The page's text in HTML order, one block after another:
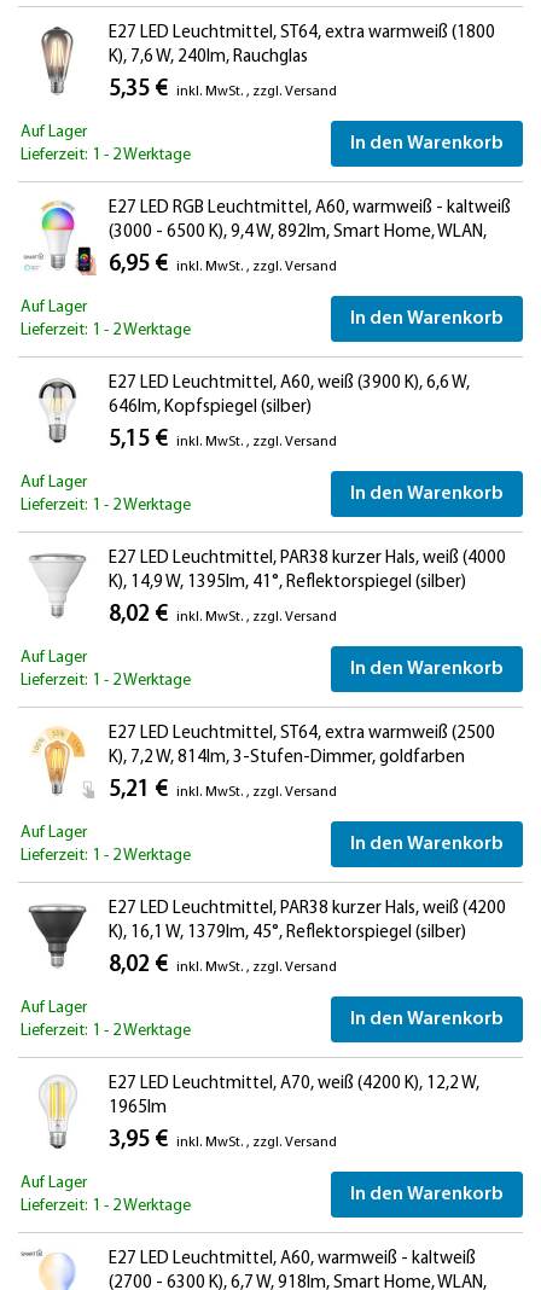
E27 LED Leuchtmittel, ST64, extra warmweiß (1800
K), 7,6 W, 240lm, Rauchglas
5,35 € inkl. MwSt. , zzgl. Versand
Auf Lager
Lieferzeit: 1 - 2 Werktage
In den Warenkorb
E27 LED RGB Leuchtmittel, A60, warmweiß - kaltweiß
(3000 - 6500 K), 9,4 W, 892lm, Smart Home, WLAN,
Alexa, matt
6,95 € inkl. MwSt. , zzgl. Versand
Auf Lager
Lieferzeit: 1 - 2 Werktage
In den Warenkorb
E27 LED Leuchtmittel, A60, weiß (3900 K), 6,6 W,
646lm, Kopfspiegel (silber)
5,15 € inkl. MwSt. , zzgl. Versand
Auf Lager
Lieferzeit: 1 - 2 Werktage
In den Warenkorb
E27 LED Leuchtmittel, PAR38 kurzer Hals, weiß (4000
K), 14,9 W, 1395lm, 41°, Reflektorspiegel (silber)
8,02 € inkl. MwSt. , zzgl. Versand
Auf Lager
Lieferzeit: 1 - 2 Werktage
In den Warenkorb
E27 LED Leuchtmittel, ST64, extra warmweiß (2500
K), 7,2 W, 814lm, 3-Stufen-Dimmer, goldfarben
5,21 € inkl. MwSt. , zzgl. Versand
Auf Lager
Lieferzeit: 1 - 2 Werktage
In den Warenkorb
E27 LED Leuchtmittel, PAR38 kurzer Hals, weiß (4200
K), 16,1 W, 1379lm, 45°, Reflektorspiegel (silber)
8,02 € inkl. MwSt. , zzgl. Versand
Auf Lager
Lieferzeit: 1 - 2 Werktage
In den Warenkorb
E27 LED Leuchtmittel, A70, weiß (4200 K), 12,2 W,
1965lm
3,95 € inkl. MwSt. , zzgl. Versand
Auf Lager
Lieferzeit: 1 - 2 Werktage
In den Warenkorb
E27 LED Leuchtmittel, A60, warmweiß - kaltweiß
(2700 - 6300 K), 6,7 W, 918lm, Smart Home, WLAN,